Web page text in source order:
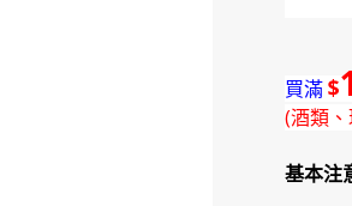
買滿$
(酒類
基本注